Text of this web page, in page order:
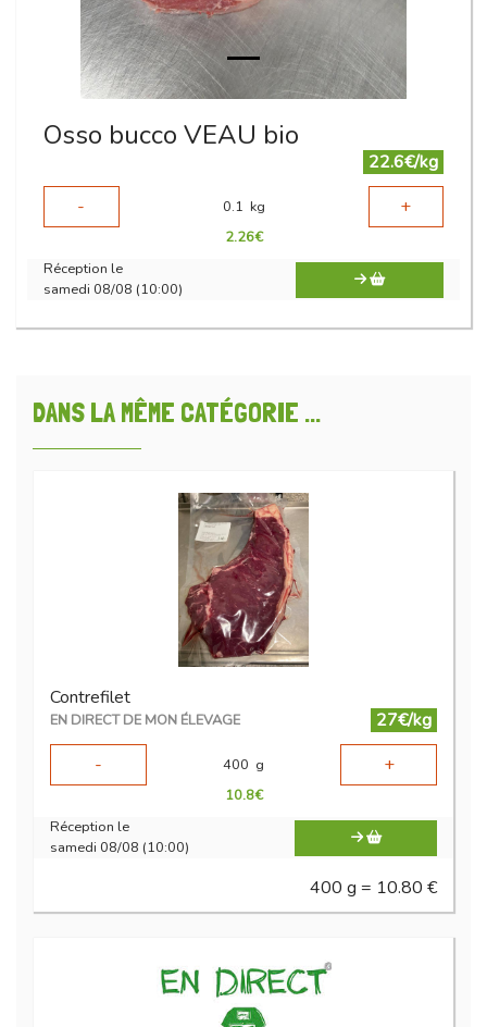
Osso bucco VEAU bio
22.6€/kg
-
0.1 kg +
2.26€
Réception le
samedi 08/08 (10:00)
DANS LA MÊME CATÉGORIE ...
Contrefilet
EN DIRECT DE MON ÉLEVAGE
27€/kg
-
400 g +
10.8€
Réception le
samedi 08/08 (10:00)
400 g = 10.80 €